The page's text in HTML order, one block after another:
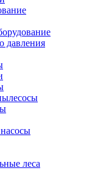
давления
леса